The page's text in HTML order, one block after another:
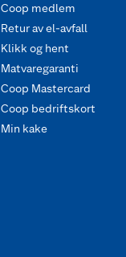
Coop medlem
Retur av el-avfall
Klikk og hent
Matvaregaranti
Coop Mastercard
Coop bedriftskort
Min kake